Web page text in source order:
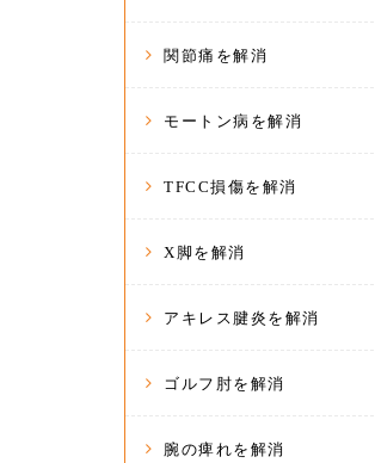
関節痛を解消
モートン病を解消
TFCC損傷を解消
X脚を解消
アキレス腱炎を解消
ゴルフ肘を解消
腕の痺れを解消